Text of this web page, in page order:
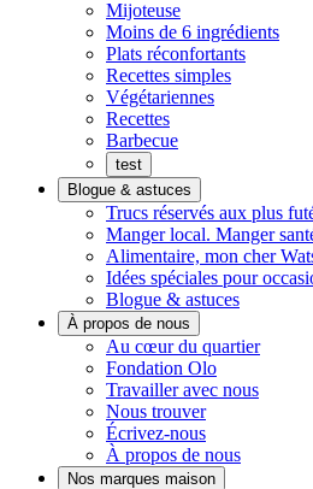
Mijoteuse
Moins de 6 ingrédients
Plats réconfortants
Recettes simples
Végétariennes
Recettes
Barbecue
test
Blogue & astuces
Trucs réservés aux plus
Manger local. Manger
Alimentaire, mon cher
Idées spéciales pour
Blogue & astuces
À propos de nous
Au cœur du quartier
Fondation Olo
Travailler avec nous
Nous trouver
Écrivez-nous
À propos de nous
Nos marques maison